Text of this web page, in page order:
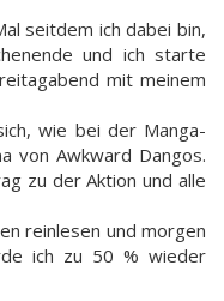
seitdem ich dabei bin,
und ich starte
mit meinem
wie bei der Manga-
von Awkward Dangos.
zu der Aktion und alle
reinlesen und morgen
ich zu 50 % wieder